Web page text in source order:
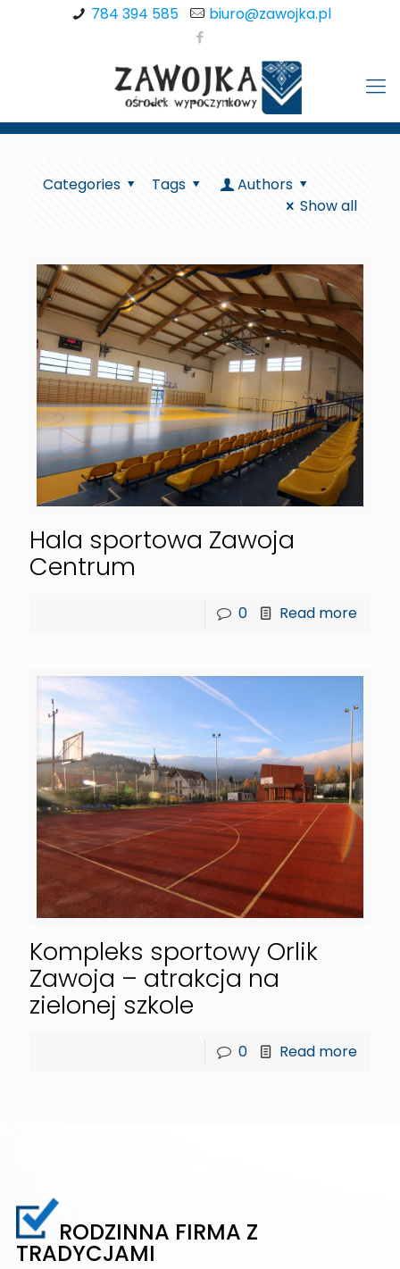
784 394 585 biuro@zawojka.pl
Categories Tags
Authors
Show all
Hala sportowa Zawoja
Centrum
0 Read more
Kompleks sportowy Orlik
Zawoja – atrakcja na
zielonej szkole
0 Read more
RODZINNA FIRMA Z
TRADYCJAMI